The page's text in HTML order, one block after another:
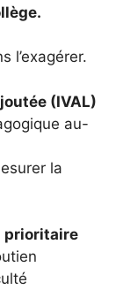
l’exagérer.
(IVAL)
au-
la
prioritaire